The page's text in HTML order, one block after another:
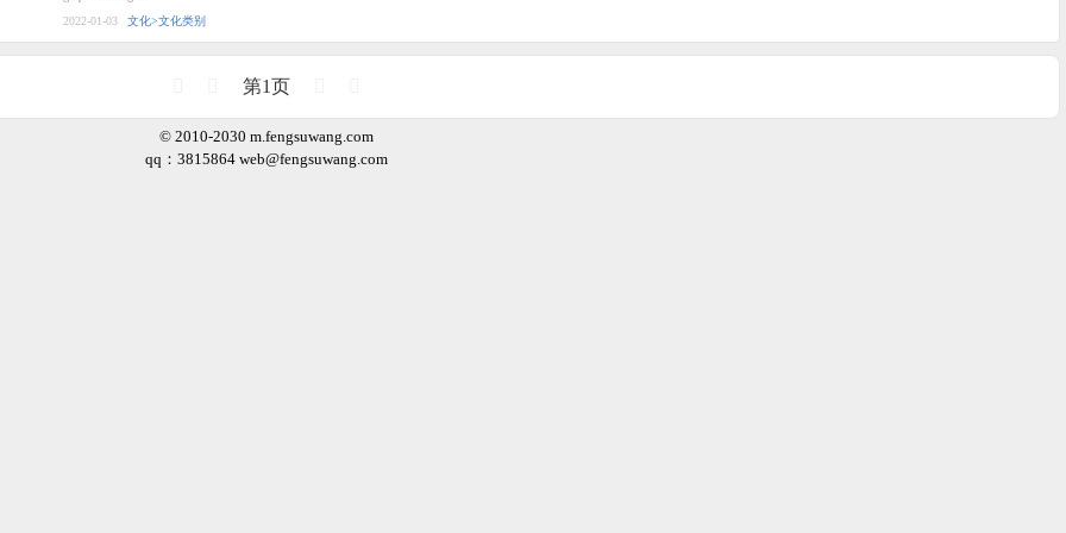
2022-01-03
文化>文化类别
第1页
© 2010-2030 m.fengsuwang.com
qq：3815864 web@fengsuwang.com